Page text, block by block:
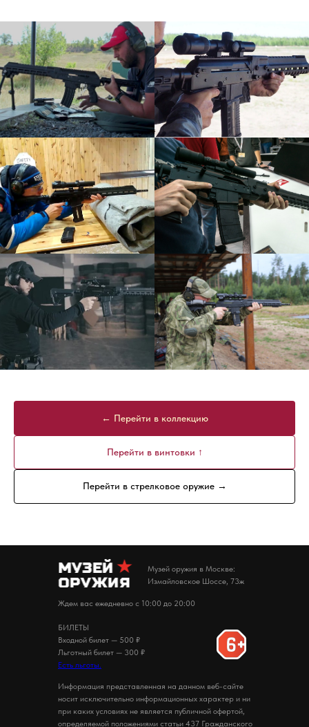
← Перейти в коллекцию
Перейти в винтовки ↑
Перейти в стрелковое оружие →
Музей оружия в Москве:
Измайловское Шоссе, 73ж
Информация представленная на данном веб-сайте
носит исключительно информационных характер и ни
при каких условиях не является публичной офертой,
определяемой положениями статьи 437 Гражданского
Ждем вас ежедневно с 10:00 до 20:00
БИЛЕТЫ
Входной билет — 500 ₽
Льготный билет — 300 ₽
Есть льготы.